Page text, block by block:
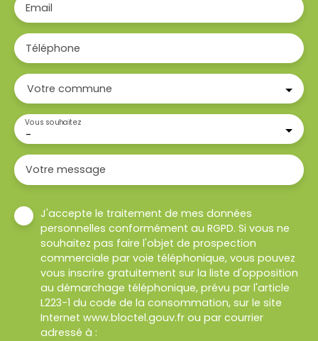
Email
Téléphone
Votre commune
-
Vous souhaitez
Votre message
J'accepte le traitement de mes données
personnelles conformément au RGPD. Si vous ne
souhaitez pas faire l'objet de prospection
commerciale par voie téléphonique, vous pouvez
vous inscrire gratuitement sur la liste d'opposition
au démarchage téléphonique, prévu par l'article
L223-1 du code de la consommation, sur le site
Internet www.bloctel.gouv.fr ou par courrier
adressé à :